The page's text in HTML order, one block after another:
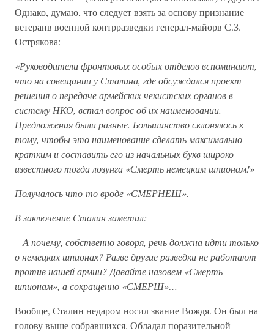
Однако, думаю, что следует взять за основу признание
ветеранв военной контрразведки генерал-майорв С.З.
Острякова:
«Руководители фронтовых особых отделов вспоминают,
что на совещании у Сталина, где обсуждался проект
решения о передаче армейских чекистских органов в
систему НКО, встал вопрос об их наименовании.
Предложения были разные. Большинство склонялось к
тому, чтобы это наименование сделать максимально
кратким и составить его из начальных букв широко
известного тогда лозунга «Смерть немецким шпионам!»
Получалось что-то вроде «СМЕРНЕШ».
В заключение Сталин заметил:
– А почему, собственно говоря, речь должна идти только
о немецких шпионах? Разве другие разведки не работают
против нашей армии? Давайте назовем «Смерть
шпионам», а сокращенно «СМЕРШ»…
Вообще, Сталин недаром носил звание Вождя. Он был на
голову выше собравшихся. Обладал поразительной